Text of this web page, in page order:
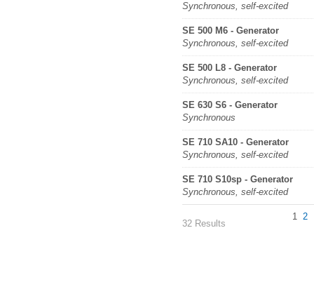
Synchronous, self-excited
SE 500 M6 - Generator
Synchronous, self-excited
SE 500 L8 - Generator
Synchronous, self-excited
SE 630 S6 - Generator
Synchronous
SE 710 SA10 - Generator
Synchronous, self-excited
SE 710 S10sp - Generator
Synchronous, self-excited
32 Results
1 2